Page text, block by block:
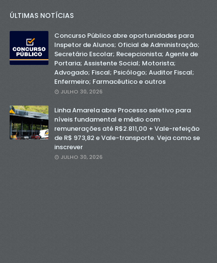
ÚLTIMAS NOTÍCIAS
Concurso Público abre oportunidades para
Inspetor de Alunos; Oficial de Administração;
Secretário Escolar; Recepcionista; Agente de
Portaria; Assistente Social; Motorista;
Advogado; Fiscal; Psicólogo; Auditor Fiscal;
Enfermeiro; Farmacêutico e outros
JULHO 30, 2026
Linha Amarela abre Processo seletivo para
níveis fundamental e médio com
remunerações até R$2.811,00 + Vale-refeição
de R$ 973,82 e Vale-transporte. Veja como se
inscrever
JULHO 30, 2026